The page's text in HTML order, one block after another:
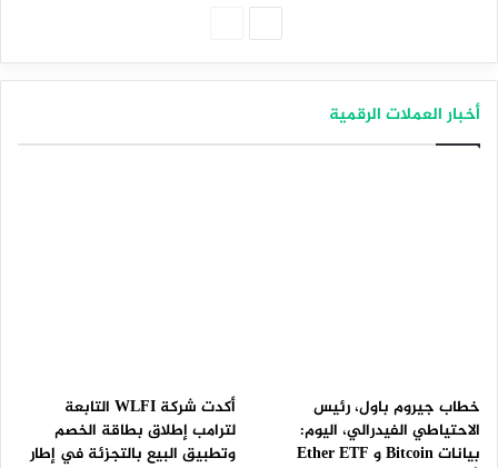
أخبار العملات الرقمية
خطاب جيروم باول، رئيس
الاحتياطي الفيدرالي، اليوم:
بيانات Bitcoin و Ether ETF
أكدت شركة WLFI التابعة
لترامب إطلاق بطاقة الخصم
وتطبيق البيع بالتجزئة في إطار